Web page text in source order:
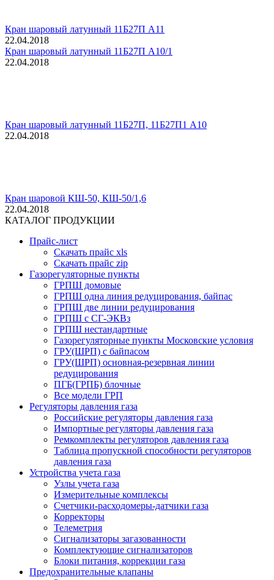
Кран шаровый латунный 11Б27П А11
22.04.2018
Кран шаровый латунный 11Б27П А10/1
22.04.2018
Кран шаровый латунный 11Б27П, 11Б27П1 А10
22.04.2018
Кран шаровой КШ-50, КШ-50/1,6
22.04.2018
КАТАЛОГ ПРОДУКЦИИ
Прайс-лист
Скачать прайс xls
Скачать прайс zip
Газорегуляторные пункты
ГРПШ домовые
ГРПШ одна линия редуцирования, байпас
ГРПШ две линии редуцирования
ГРПШ с СГ-ЭКВз
ГРПШ нестандартные
Газорегуляторные пункты Московские условия
ГРУ(ШРП) с байпасом
ГРУ(ШРП) основная-резервная линии
редуцирования
ПГБ(ГРПБ) блочные
Все модели ГРП
Регуляторы давления газа
Российские регуляторы давления газа
Импортные регуляторы давления газа
Ремкомплекты регуляторов давления газа
Таблица пропускной способности регуляторов
давления газа
Устройства учета газа
Узлы учета газа
Измерительные комплексы
Счетчики-расходомеры-датчики газа
Корректоры
Телеметрия
Сигнализаторы загазованности
Комплектующие сигнализаторов
Блоки питания, коррекции газа
Предохранительные клапаны